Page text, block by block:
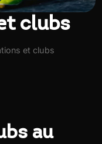
clubs
et clubs
au